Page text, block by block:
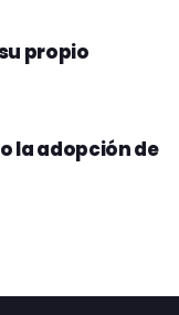
propio
la adopción de